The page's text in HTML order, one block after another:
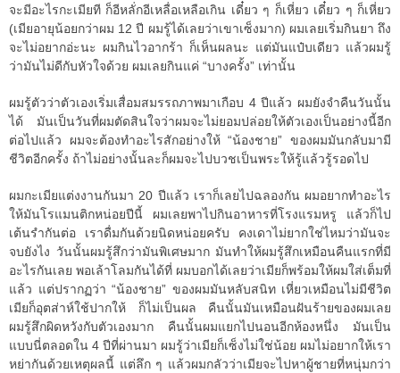
จะมีอะไรกะเมียที ก็อีหลั่กอีเหลื่อเหลือเกิน เดี๋ยว ๆ ก็เหี่ยว เดี๋ยว ๆ ก็เหี่ยว
(เมียอายุน้อยกว่าผม 12 ปี ผมรู้ได้เลยว่าเขาเซ็งมาก) ผมเลยเริ่มกินยา ถึง
จะไม่อยากอ่ะนะ ผมกินไวอากร้า ก็เห็นผลนะ แต่มันแป๋บเดียว แล้วผมรู้
ว่ามันไม่ดีกับหัวใจด้วย ผมเลยกินแค่ “บางครั้ง” เท่านั้น
ผมรู้ตัวว่าตัวเองเริ่มเสื่อมสมรรถภาพมาเกือบ 4 ปีแล้ว ผมยังจำคืนวันนั้น
ได้ มันเป็นวันที่ผมตัดสินใจว่าผมจะไม่ยอมปล่อยให้ตัวเองเป็นอย่างนี้อีก
ต่อไปแล้ว ผมจะต้องทำอะไรสักอย่างให้ “น้องชาย” ของผมมันกลับมามี
ชีวิตอีกครั้ง ถ้าไม่อย่างนั้นละก็ผมจะไปบวชเป็นพระให้รู้แล้วรู้รอดไป
ผมกะเมียแต่งงานกันมา 20 ปีแล้ว เราก็เลยไปฉลองกัน ผมอยากทำอะไร
ให้มันโรแมนติกหน่อยปีนี้ ผมเลยพาไปกินอาหารที่โรงแรมหรู แล้วก็ไป
เต้นรำกันต่อ เราดื่มกันด้วยนิดหน่อยครับ คงเดาไม่ยากใช่ไหมว่ามันจะ
จบยังไง วันนั้นผมรู้สึกว่ามันพิเศษมาก มันทำให้ผมรู้สึกเหมือนคืนแรกที่มี
อะไรกันเลย พอเล้าโลมกันได้ที่ ผมบอกได้เลยว่าเมียก็พร้อมให้ผมใส่เต็มที่
แล้ว แต่ปรากฏว่า “น้องชาย” ของผมมันหลับสนิท เหี่ยวเหมือนไม่มีชีวิต
เมียก็อุตส่าห์ใช้ปากให้ ก็ไม่เป็นผล คืนนั้นมันเหมือนฝันร้ายของผมเลย
ผมรู้สึกผิดหวังกับตัวเองมาก คืนนั้นผมแยกไปนอนอีกห้องหนึ่ง มันเป็น
แบบนี่ตลอดใน 4 ปีที่ผ่านมา ผมรู้ว่าเมียก็เซ็งไม่ใช่น้อย ผมไม่อยากให้เรา
หย่ากันด้วยเหตุผลนี้ แต่ลึก ๆ แล้วผมกลัวว่าเมียจะไปหาผู้ชายที่หนุ่มกว่า